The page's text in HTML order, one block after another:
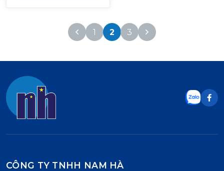
không làm giảm pH. Giá
1 2 3
CÔNG TY TNHH NAM HÀ